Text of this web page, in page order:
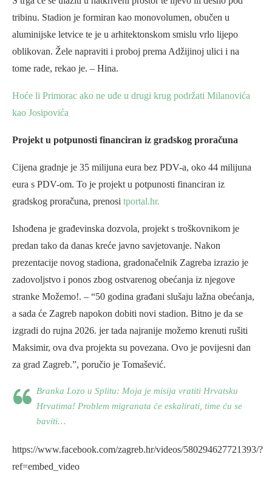
tribinu. Stadion je formiran kao monovolumen, obučen u
aluminijske letvice te je u arhitektonskom smislu vrlo lijepo
oblikovan. Žele napraviti i proboj prema Adžijinoj ulici i na
tome rade, rekao je. – Hina.
Hoće li Primorac ako ne uđe u drugi krug podržati Milanovića
kao Josipovića
Projekt u potpunosti financiran iz gradskog proračuna
Cijena gradnje je 35 milijuna eura bez PDV-a, oko 44 milijuna
eura s PDV-om. To je projekt u potpunosti financiran iz
gradskog proračuna, prenosi tportal.hr.
Ishođena je građevinska dozvola, projekt s troškovnikom je
predan tako da danas kreće javno savjetovanje. Nakon
prezentacije novog stadiona, gradonačelnik Zagreba izrazio je
zadovoljstvo i ponos zbog ostvarenog obećanja iz njegove
stranke Možemo!. – “50 godina građani slušaju lažna obećanja,
a sada će Zagreb napokon dobiti novi stadion. Bitno je da se
izgradi do rujna 2026. jer tada najranije možemo krenuti rušiti
Maksimir, ova dva projekta su povezana. Ovo je povijesni dan
za grad Zagreb.”, poručio je Tomašević.
Branka Lozo u Splitu: Moja je misija vratiti Hrvatsku
Hrvatima! Problem migranata će eskalirati, time ću se
baviti…
https://www.facebook.com/zagreb.hr/videos/580294627721393/?
ref=embed_video